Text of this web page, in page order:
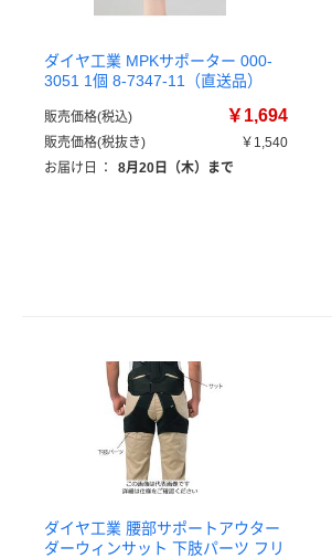
ダイヤ工業 MPKサポーター 000-
3051 1個 8-7347-11（直送品）
販売価格(税込) ￥1,694
販売価格(税抜き)
￥1,540
お届け日
： 8月20日（木）まで
ダイヤ工業 腰部サポートアウター
ダーウィンサット 下肢パーツ フリ